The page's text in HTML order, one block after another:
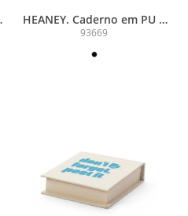
HEANEY. Caderno em PU à
base de água com agenda
pautadas
93669